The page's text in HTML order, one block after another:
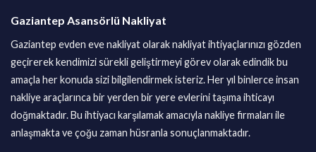
Gaziantep Asansörlü Nakliyat
Gaziantep evden eve nakliyat olarak nakliyat ihtiyaçlarınızı gözden
geçirerek kendimizi sürekli geliştirmeyi görev olarak edindik bu
amaçla her konuda sizi bilgilendirmek isteriz. Her yıl binlerce insan
nakliye araçlarınca bir yerden bir yere evlerini taşıma ihticayı
doğmaktadır. Bu ihtiyacı karşılamak amacıyla nakliye firmaları ile
anlaşmakta ve çoğu zaman hüsranla sonuçlanmaktadır.